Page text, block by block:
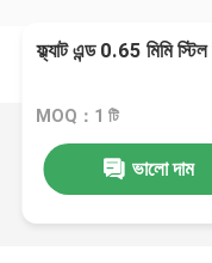
ফ্ল্যাট এন্ড 0.65 মিমি
MOQ：1 টি
ভালো দাম